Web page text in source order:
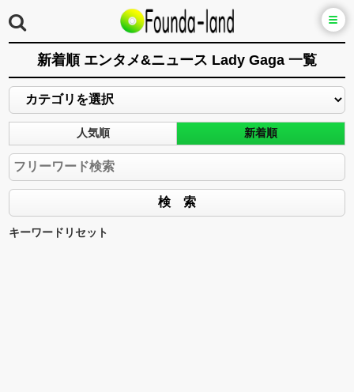
新着順 エンタメ&ニュース Lady Gaga 一覧
人気順 新着順
キーワードリセット